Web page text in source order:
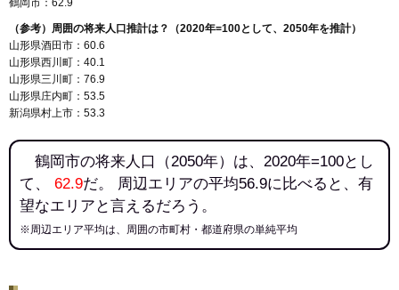
鶴岡市：62.9
（参考）周囲の将来人口推計は？（2020年=100として、2050年を推計）
山形県酒田市：60.6
山形県西川町：40.1
山形県三川町：76.9
山形県庄内町：53.5
新潟県村上市：53.3
鶴岡市の将来人口（2050年）は、2020年=100とし
て、 62.9だ。 周辺エリアの平均56.9に比べると、有
望なエリアと言えるだろう。
※周辺エリア平均は、周囲の市町村・都道府県の単純平均